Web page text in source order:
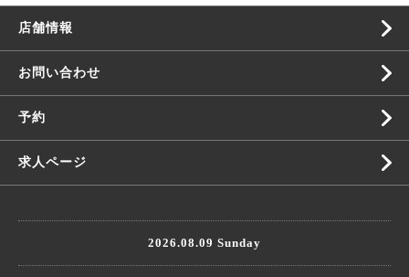
店舗情報
お問い合わせ
予約
求人ページ
2026.08.09 Sunday